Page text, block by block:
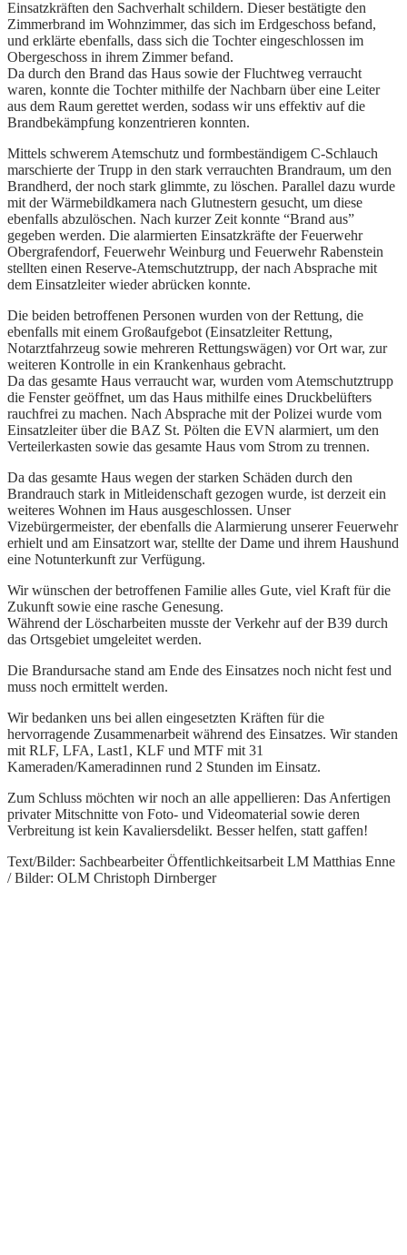
Einsatzkräften den Sachverhalt schildern. Dieser bestätigte den
Zimmerbrand im Wohnzimmer, das sich im Erdgeschoss befand,
und erklärte ebenfalls, dass sich die Tochter eingeschlossen im
Obergeschoss in ihrem Zimmer befand.
Da durch den Brand das Haus sowie der Fluchtweg verraucht
waren, konnte die Tochter mithilfe der Nachbarn über eine Leiter
aus dem Raum gerettet werden, sodass wir uns effektiv auf die
Brandbekämpfung konzentrieren konnten.
Mittels schwerem Atemschutz und formbeständigem C-Schlauch
marschierte der Trupp in den stark verrauchten Brandraum, um den
Brandherd, der noch stark glimmte, zu löschen. Parallel dazu wurde
mit der Wärmebildkamera nach Glutnestern gesucht, um diese
ebenfalls abzulöschen. Nach kurzer Zeit konnte “Brand aus”
gegeben werden. Die alarmierten Einsatzkräfte der Feuerwehr
Obergrafendorf, Feuerwehr Weinburg und Feuerwehr Rabenstein
stellten einen Reserve-Atemschutztrupp, der nach Absprache mit
dem Einsatzleiter wieder abrücken konnte.
Die beiden betroffenen Personen wurden von der Rettung, die
ebenfalls mit einem Großaufgebot (Einsatzleiter Rettung,
Notarztfahrzeug sowie mehreren Rettungswägen) vor Ort war, zur
weiteren Kontrolle in ein Krankenhaus gebracht.
Da das gesamte Haus verraucht war, wurden vom Atemschutztrupp
die Fenster geöffnet, um das Haus mithilfe eines Druckbelüfters
rauchfrei zu machen. Nach Absprache mit der Polizei wurde vom
Einsatzleiter über die BAZ St. Pölten die EVN alarmiert, um den
Verteilerkasten sowie das gesamte Haus vom Strom zu trennen.
Da das gesamte Haus wegen der starken Schäden durch den
Brandrauch stark in Mitleidenschaft gezogen wurde, ist derzeit ein
weiteres Wohnen im Haus ausgeschlossen. Unser
Vizebürgermeister, der ebenfalls die Alarmierung unserer Feuerwehr
erhielt und am Einsatzort war, stellte der Dame und ihrem Haushund
eine Notunterkunft zur Verfügung.
Wir wünschen der betroffenen Familie alles Gute, viel Kraft für die
Zukunft sowie eine rasche Genesung.
Während der Löscharbeiten musste der Verkehr auf der B39 durch
das Ortsgebiet umgeleitet werden.
Die Brandursache stand am Ende des Einsatzes noch nicht fest und
muss noch ermittelt werden.
Wir bedanken uns bei allen eingesetzten Kräften für die
hervorragende Zusammenarbeit während des Einsatzes. Wir standen
mit RLF, LFA, Last1, KLF und MTF mit 31
Kameraden/Kameradinnen rund 2 Stunden im Einsatz.
Zum Schluss möchten wir noch an alle appellieren: Das Anfertigen
privater Mitschnitte von Foto- und Videomaterial sowie deren
Verbreitung ist kein Kavaliersdelikt. Besser helfen, statt gaffen!
Text/Bilder: Sachbearbeiter Öffentlichkeitsarbeit LM Matthias Enne
/ Bilder: OLM Christoph Dirnberger